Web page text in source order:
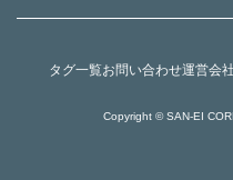
タグ一覧お問い合わせ運営会社
Copyright © SAN-EI